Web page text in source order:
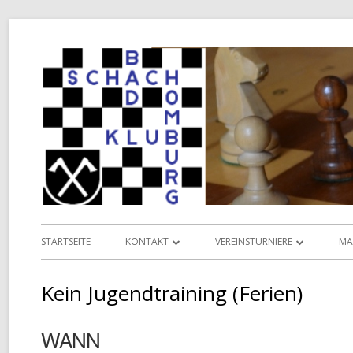
Primäres
STARTSEITE KONTAKT VEREINSTURNIERE
POKALMEISTERSCHAFT
Kein Jugendtraining (Ferien)
WANN